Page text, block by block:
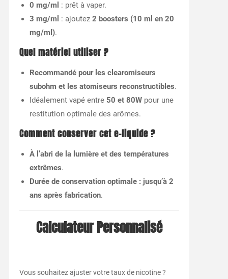
0 mg/ml : prêt à vaper.
3 mg/ml : ajoutez 2 boosters (10 ml en 20
mg/ml).
Quel matériel utiliser ?
Recommandé pour les clearomiseurs
subohm et les atomiseurs reconstructibles.
Idéalement vapé entre 50 et 80Wpour une
restitution optimale des arômes.
Comment conserver cet e-liquide ?
À l’abri de la lumière et des températures
extrêmes.
Durée de conservation optimale : jusqu’à 2
ans après fabrication.
Calculateur Personnalisé
Vous souhaitez ajuster votre taux de nicotine ?